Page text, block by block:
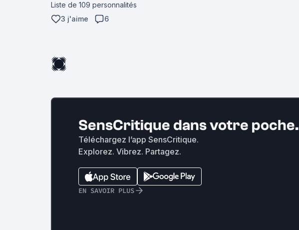
Liste de 109 personnalités
3 j'aime
6
SensCritique dans votre poche.
Téléchargez l’app SensCritique.
Explorez. Vibrez. Partagez.
EN SAVOIR PLUS